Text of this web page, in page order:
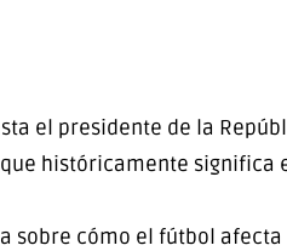
el presidente de la
históricamente significa
sobre cómo el fútbol